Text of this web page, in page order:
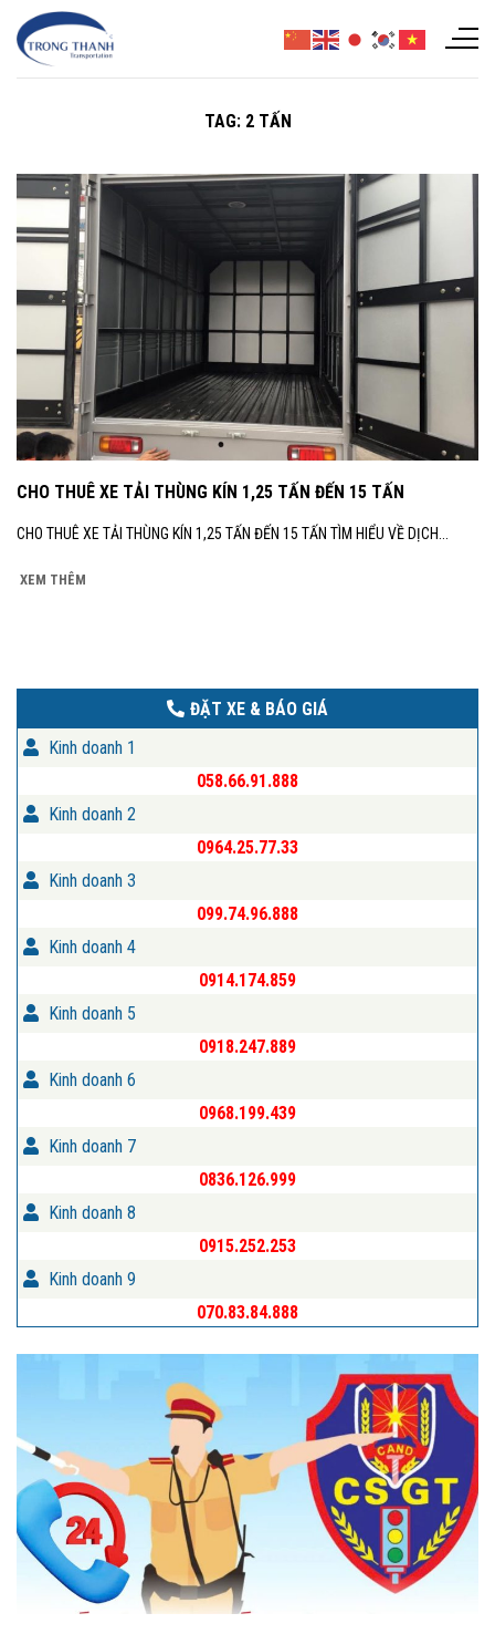
Chuyển
đến
TAG: 2 TẤN
CHO THUÊ XE TẢI THÙNG KÍN 1,25 TẤN ĐẾN 15 TẤN
CHO THUÊ XE TẢI THÙNG KÍN 1,25 TẤN ĐẾN 15 TẤN TÌM HIỂU VỀ DỊCH...
XEM THÊM
ĐẶT XE & BÁO GIÁ
Kinh doanh 1
058.66.91.888
Kinh doanh 2
0964.25.77.33
Kinh doanh 3
099.74.96.888
Kinh doanh 4
0914.174.859
Kinh doanh 5
0918.247.889
Kinh doanh 6
0968.199.439
Kinh doanh 7
0836.126.999
Kinh doanh 8
0915.252.253
Kinh doanh 9
070.83.84.888